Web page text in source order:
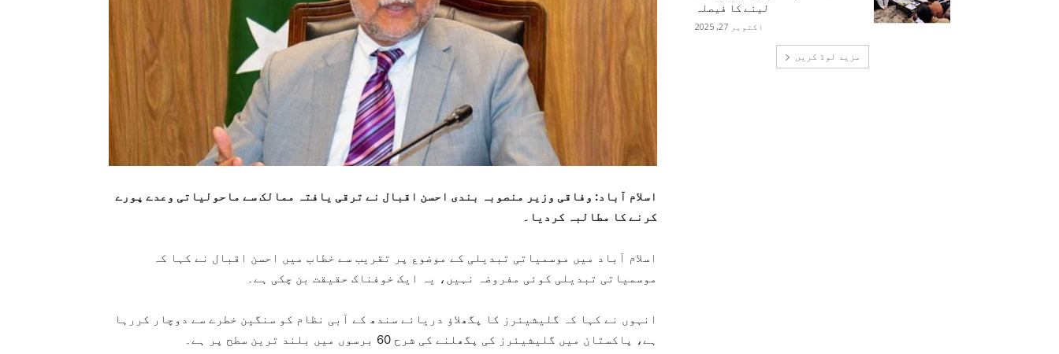
اسلام آباد: وفاقی وزیر منصوبہ بندی احسن اقبال نے ترقی یافتہ ممالک سے ماحولیاتی وعدے پورے
کرنے کا مطالبہ کردیا۔
اسلام آباد میں موسمیاتی تبدیلی کے موضوع پر تقریب سے خطاب میں احسن اقبال نے کہا کہ
موسمیاتی تبدیلی کوئی مفروضہ نہیں، یہ ایک خوفناک حقیقت بن چکی ہے۔
انہوں نے کہا کہ گلیشیئرز کا پگھلاؤ دریائے سندھ کے آبی نظام کو سنگین خطرے سے دوچار کررہا
ہے، پاکستان میں گلیشیئرز کی پگھلنے کی شرح 60 برسوں میں بلند ترین سطح پر ہے۔
لینے کا فیصلہ
اکتوبر 27, 2025
مزید لوڈ کریں